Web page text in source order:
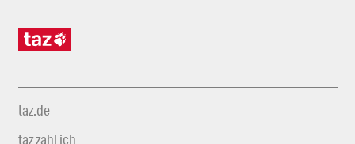
taz.de
taz zahl ich